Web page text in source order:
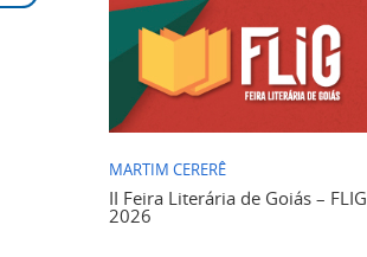
MARTIM CERERÊ
II Feira Literária de Goiás – FLIG
2026